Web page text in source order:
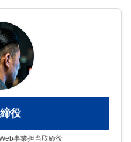
役
事業担当取締役